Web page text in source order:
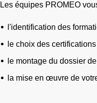
Les équipes PROMEO
l'identification des
le choix des certifications
le montage du dossier
la mise en œuvre de